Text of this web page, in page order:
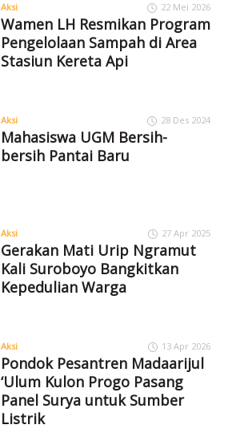
Aksi 22 Mei 2026
Wamen LH Resmikan Program
Pengelolaan Sampah di Area
Stasiun Kereta Api
Aksi 28 Des 2024
Mahasiswa UGM Bersih-
bersih Pantai Baru
Aksi 27 Apr 2025
Gerakan Mati Urip Ngramut
Kali Suroboyo Bangkitkan
Kepedulian Warga
Aksi 13 Apr 2026
Pondok Pesantren Madaarijul
‘Ulum Kulon Progo Pasang
Panel Surya untuk Sumber
Listrik